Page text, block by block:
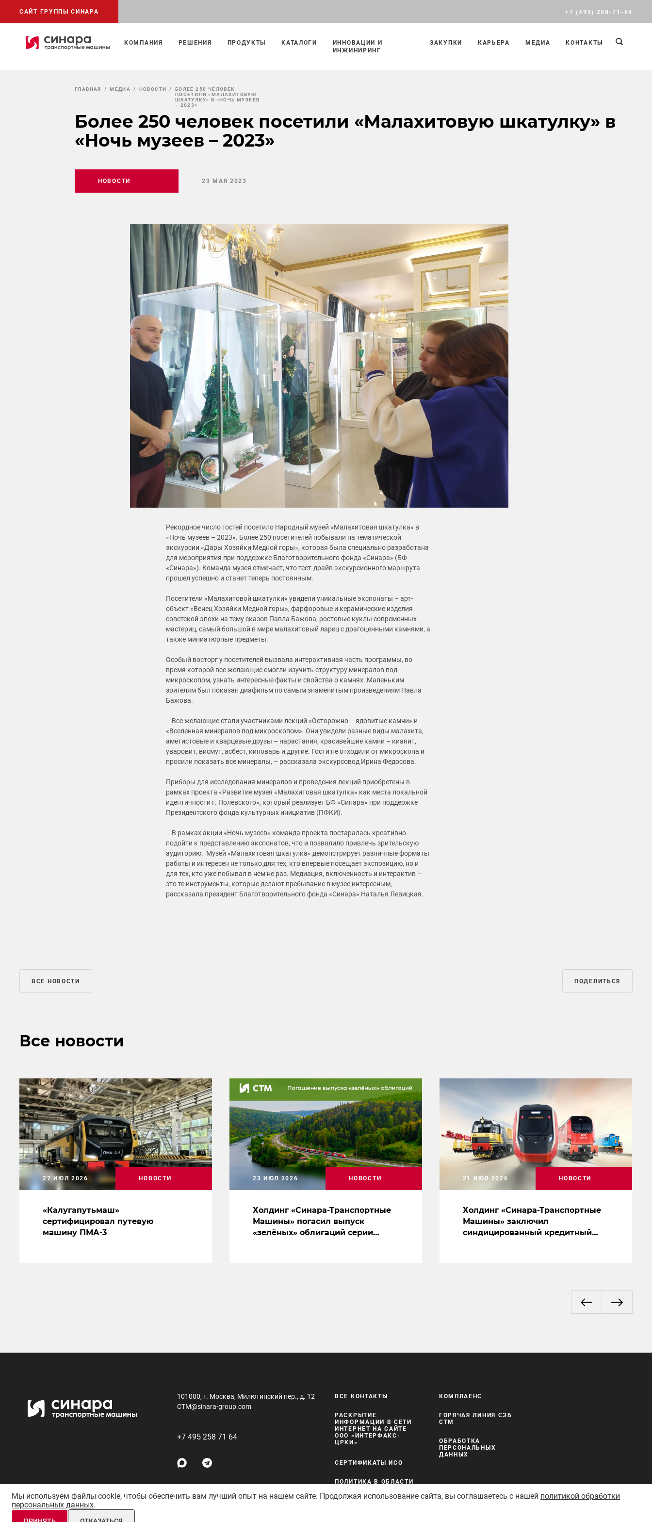
САЙТ ГРУППЫ СИНАРА +7 (495) 258-71-64
КОМПАНИЯ РЕШЕНИЯ ПРОДУКТЫ КАТАЛОГИ
ИННОВАЦИИ И
ИНЖИНИРИНГ
ЗАКУПКИ КАРЬЕРА МЕДИА КОНТАКТЫ
ГЛАВНАЯ МЕДИА НОВОСТИ
БОЛЕЕ 250 ЧЕЛОВЕК
ПОСЕТИЛИ «МАЛАХИТОВУЮ
ШКАТУЛКУ» В «НОЧЬ МУЗЕЕВ
– 2023»
Более 250 человек посетили «Малахитовую шкатулку» в
«Ночь музеев – 2023»
НОВОСТИ 23 МАЯ 2023
Рекордное число гостей посетило Народный музей «Малахитовая шкатулка» в
«Ночь музеев – 2023». Более 250 посетителей побывали на тематической
экскурсии «Дары Хозяйки Медной горы», которая была специально разработана
для мероприятия при поддержке Благотворительного фонда «Синара» (БФ
«Синара»). Команда музея отмечает, что тест-драйв экскурсионного маршрута
прошел успешно и станет теперь постоянным.
Посетители «Малахитовой шкатулки» увидели уникальные экспонаты – арт-
объект «Венец Хозяйки Медной горы», фарфоровые и керамические изделия
советской эпохи на тему сказов Павла Бажова, ростовые куклы современных
мастериц, самый большой в мире малахитовый ларец с драгоценными камнями, а
также миниатюрные предметы.
Особый восторг у посетителей вызвала интерактивная часть программы, во
время которой все желающие смогли изучить структуру минералов под
микроскопом, узнать интересные факты и свойства о камнях. Маленьким
зрителям был показан диафильм по самым знаменитым произведениям Павла
Бажова.
– Все желающие стали участниками лекций «Осторожно – ядовитые камни» и
«Вселенная минералов под микроскопом». Они увидели разные виды малахита,
аметистовые и кварцевые друзы – нарастания, красивейшие камни – кианит,
уваровит, висмут, асбест, киноварь и другие. Гости не отходили от микроскопа и
просили показать все минералы, – рассказала экскурсовод Ирина Федосова.
Приборы для исследования минералов и проведения лекций приобретены в
рамках проекта «Развитие музея «Малахитовая шкатулка» как места локальной
идентичности г. Полевского», который реализует БФ «Синара» при поддержке
Президентского фонда культурных инициатив (ПФКИ).
– В рамках акции «Ночь музеев» команда проекта постаралась креативно
подойти к представлению экспонатов, что и позволило привлечь зрительскую
аудиторию. Музей «Малахитовая шкатулка» демонстрирует различные форматы
работы и интересен не только для тех, кто впервые посещает экспозицию, но и
для тех, кто уже побывал в нем не раз. Медиация, включенность и интерактив –
это те инструменты, которые делают пребывание в музее интересным, –
рассказала президент Благотворительного фонда «Синара» Наталья Левицкая.
ВСЕ НОВОСТИ ПОДЕЛИТЬСЯ
Все новости
«Калугапутьмаш»
сертифицировал путевую
машину ПМА-3
27 ИЮЛ 2026 НОВОСТИ
Холдинг «Синара-Транспортные
Машины» погасил выпуск
«зелёных» облигаций серии
23 ИЮЛ 2026 НОВОСТИ
Холдинг «Синара-Транспортные
Машины» заключил
синдицированный кредитный
21 ИЮЛ 2026 НОВОСТИ
101000, г. Москва, Милютинский пер., д. 12
CTM@sinara-group.com
+7 495 258 71 64
ВСЕ КОНТАКТЫ
РАСКРЫТИЕ
ИНФОРМАЦИИ В СЕТИ
ИНТЕРНЕТ НА САЙТЕ
ООО «ИНТЕРФАКС-
ЦРКИ»
СЕРТИФИКАТЫ ИСО
ПОЛИТИКА В ОБЛАСТИ
БЕЗОПАСНОСТИ
КОМПЛАЕНС
ГОРЯЧАЯ ЛИНИЯ СЭБ
СТМ
ОБРАБОТКА
ПЕРСОНАЛЬНЫХ
ДАННЫХ
АО «Синара-Транспортные Машины» © 2011–26 Все права защищены
Мы используем файлы cookie, чтобы обеспечить вам лучший опыт на нашем сайте. Продолжая использование сайта, вы соглашаетесь с нашей политикой обработки
персональных данных.